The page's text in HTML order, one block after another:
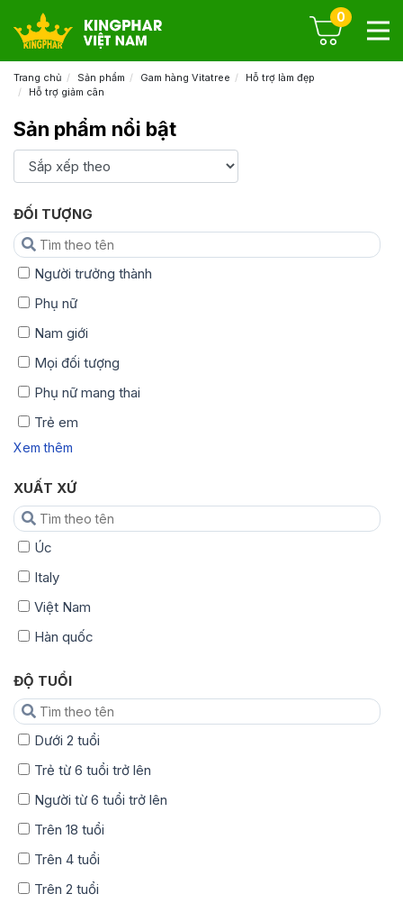
0
Trang chủ Sản phẩm Gam hàng Vitatree
Hỗ trợ làm đẹp
Hỗ trợ giảm cân
ĐỐI TƯỢNG
Người trưởng thành
Phụ nữ
Nam giới
Mọi đối tượng
Phụ nữ mang thai
Trẻ em
Xem thêm
XUẤT XỨ
Úc
Italy
Việt Nam
Hàn quốc
ĐỘ TUỔI
Dưới 2 tuổi
Trẻ từ 6 tuổi trở lên
Người từ 6 tuổi trở lên
Trên 18 tuổi
Trên 4 tuổi
Trên 2 tuổi
Sản phẩm nổi bật